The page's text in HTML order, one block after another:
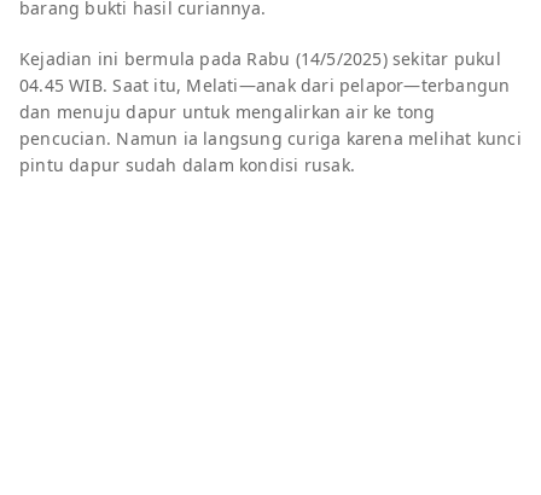
barang bukti hasil curiannya.
Kejadian ini bermula pada Rabu (14/5/2025) sekitar pukul
04.45 WIB. Saat itu, Melati—anak dari pelapor—terbangun
dan menuju dapur untuk mengalirkan air ke tong
pencucian. Namun ia langsung curiga karena melihat kunci
pintu dapur sudah dalam kondisi rusak.